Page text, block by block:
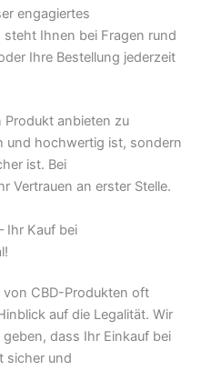
engagiertes
steht Ihnen bei Fragen rund
Ihre Bestellung jederzeit
Produkt anbieten zu
und hochwertig ist, sondern
ist. Bei
Vertrauen an erster Stelle.
Ihr Kauf bei
CBD-Produkten oft
auf die Legalität. Wir
dass Ihr Einkauf bei
sicher und